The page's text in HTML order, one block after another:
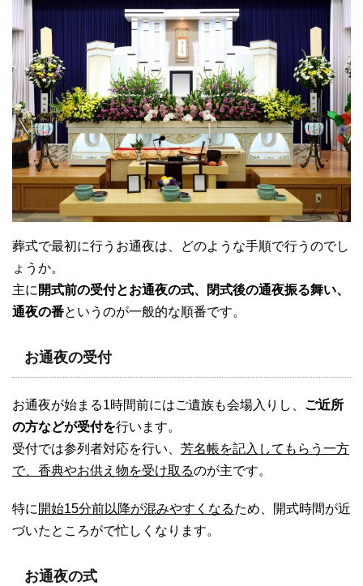
葬式で最初に行うお通夜は、どのような手順で行うのでし
ょうか。
主に 開式前の受付とお通夜の式、閉式後の通夜振る舞い、
通夜の番というのが一般的な順番です。
お通夜の受付
お通夜が始まる1時間前にはご遺族も会場入りし、 ご近所
の方などが受付を行います。
受付では参列者対応を行い、 芳名帳を記入してもらう一方
で、香典やお供え物を受け取るのが主です。
特に 開始15分前以降が混みやすくなるため、開式時間が近
づいたところがで忙しくなります。
お通夜の式